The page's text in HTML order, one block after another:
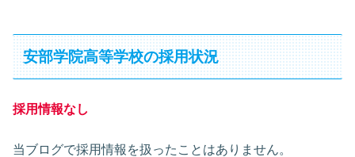
安部学院高等学校の採用状況
採用情報なし
当ブログで採用情報を扱ったことはありません。